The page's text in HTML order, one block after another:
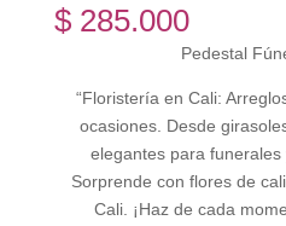
$285.000
Pedestal
“Floristería en Cali:
ocasiones. Desde
elegantes para funerales
Sorprende con flores de
Cali. ¡Haz de cada